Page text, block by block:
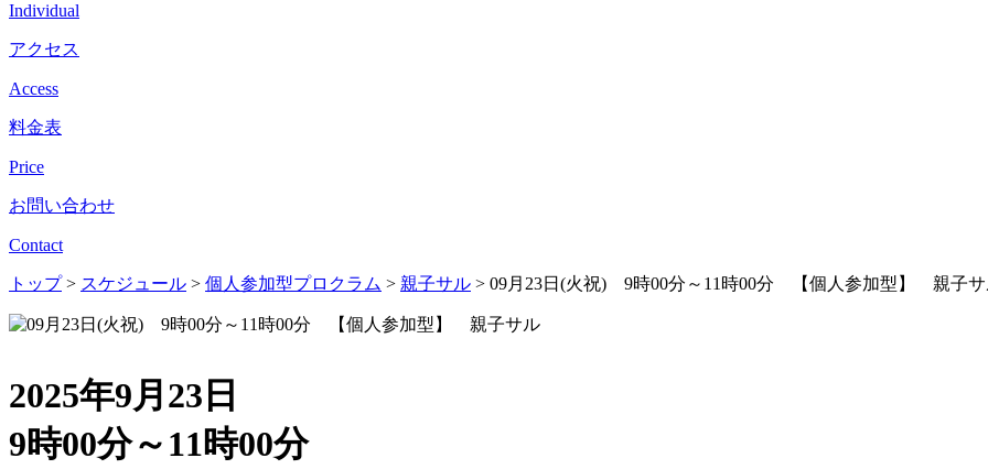
Individual
アクセス
Access
料金表
Price
お問い合わせ
Contact
トップ> スケジュール > 個人参加型プロクラム > 親子サル > 09月23日(火祝) 9時00分～11時00分 【個人参加型】 親子サ
2025年9月23日
9時00分～11時00分